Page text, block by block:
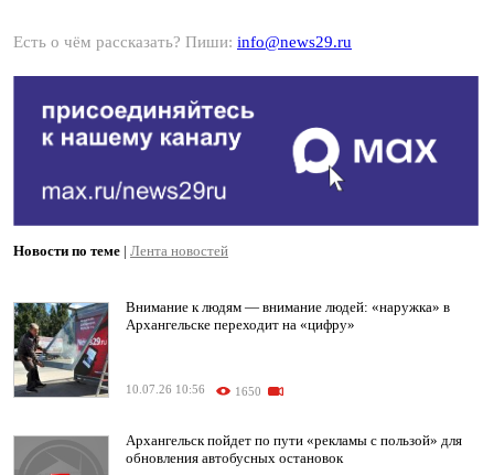
Есть о чём рассказать? Пиши: info@news29.ru
Новости по теме | Лента новостей
Внимание к людям — внимание людей: «наружка» в
Архангельске переходит на «цифру»
10.07.26 10:56 1650
Архангельск пойдет по пути «рекламы с пользой» для
обновления автобусных остановок